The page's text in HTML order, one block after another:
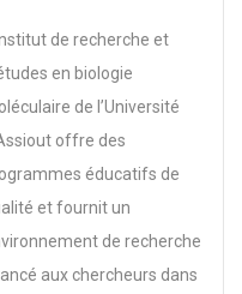
de recherche et
en biologie
de l’Université
offre des
éducatifs de
et fournit un
de recherche
aux chercheurs dans